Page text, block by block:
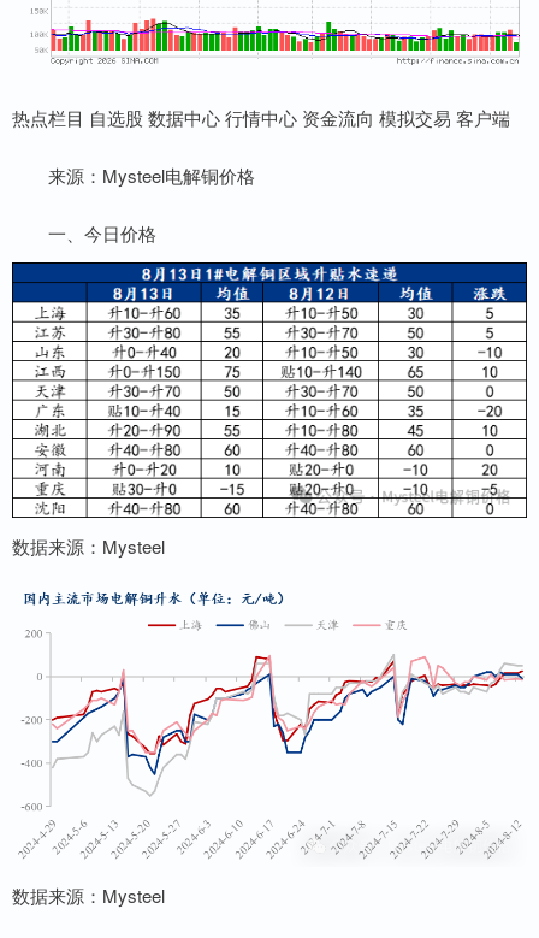
热点栏目 自选股 数据中心 行情中心 资金流向 模拟交易 客户端
来源：Mysteel电解铜价格
一、今日价格
数据来源：Mysteel
数据来源：Mysteel